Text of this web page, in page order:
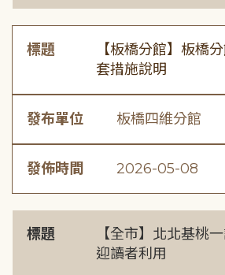
標題
【板橋分館】板橋
套措施說明
發布單位 板橋四維分館
發佈時間 2026-05-08
標題
【全市】北北基桃
迎讀者利用